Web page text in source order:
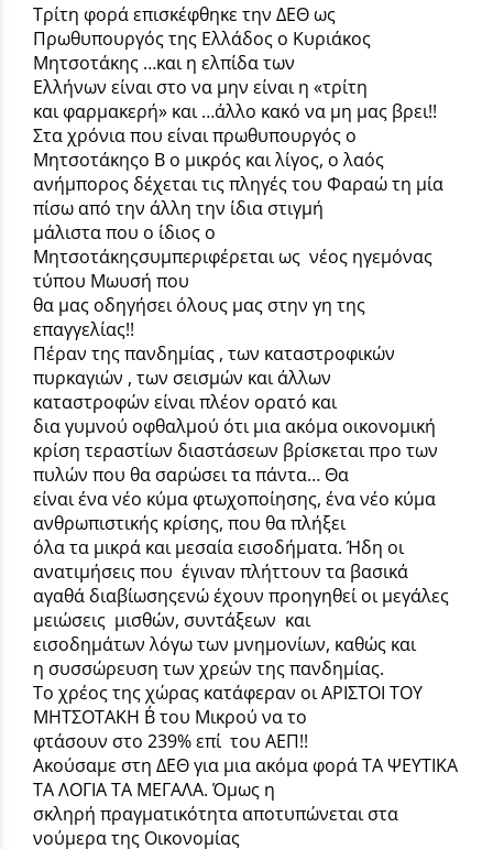
Τρίτη φορά επισκέφθηκε την ΔΕΘ ως
Πρωθυπουργός της Ελλάδος ο Κυριάκος
Μητσοτάκης …και η ελπίδα των
Ελλήνων είναι στο να μην είναι η «τρίτη
και φαρμακερή» και …άλλο κακό να μη μας βρει!!
Στα χρόνια που είναι πρωθυπουργός ο
Μητσοτάκηςο Β ο μικρός και λίγος, ο λαός
ανήμπορος δέχεται τις πληγές του Φαραώ τη μία
πίσω από την άλλη την ίδια στιγμή
μάλιστα που ο ίδιος ο
Μητσοτάκηςσυμπεριφέρεται ως νέος ηγεμόνας
τύπου Μωυσή που
θα μας οδηγήσει όλους μας στην γη της
επαγγελίας!!
Πέραν της πανδημίας , των καταστροφικών
πυρκαγιών , των σεισμών και άλλων
καταστροφών είναι πλέον ορατό και
δια γυμνού οφθαλμού ότι μια ακόμα οικονομική
κρίση τεραστίων διαστάσεων βρίσκεται προ των
πυλών που θα σαρώσει τα πάντα… Θα
είναι ένα νέο κύμα φτωχοποίησης, ένα νέο κύμα
ανθρωπιστικής κρίσης, που θα πλήξει
όλα τα μικρά και μεσαία εισοδήματα. Ήδη οι
ανατιμήσεις που έγιναν πλήττουν τα βασικά
αγαθά διαβίωσηςενώ έχουν προηγηθεί οι μεγάλες
μειώσεις μισθών, συντάξεων και
εισοδημάτων λόγω των μνημονίων, καθώς και
η συσσώρευση των χρεών της πανδημίας.
Το χρέος της χώρας κατάφεραν οι ΑΡΙΣΤΟΙ ΤΟΥ
ΜΗΤΣΟΤΑΚΗ Β΄ του Μικρού να το
φτάσουν στο 239% επί του ΑΕΠ!!
Ακούσαμε στη ΔΕΘ για μια ακόμα φορά ΤΑ ΨΕΥΤΙΚΑ
ΤΑ ΛΟΓΙΑ ΤΑ ΜΕΓΑΛΑ. Όμως η
σκληρή πραγματικότητα αποτυπώνεται στα
νούμερα της Οικονομίας